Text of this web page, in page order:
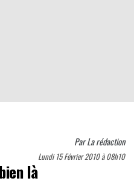
ParLa rédaction
Lundi 15 Février 2010 à 08h10
là